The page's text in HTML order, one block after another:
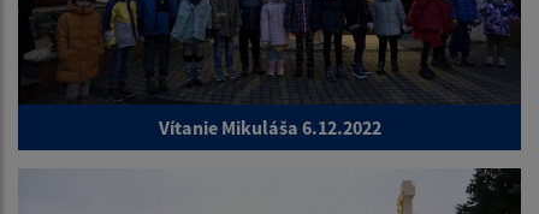
Vítanie Mikuláša 6.12.2022